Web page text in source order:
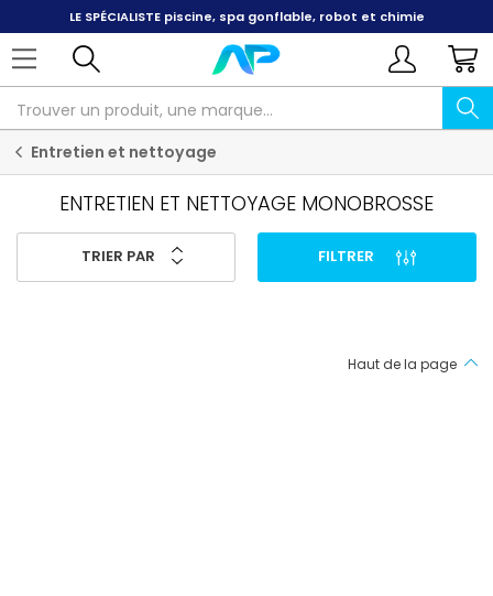
LE SPÉCIALISTEpiscine, spa gonflable, robot et chimie
Entretien et nettoyage
ENTRETIEN ET NETTOYAGE MONOBROSSE
TRIER PAR FILTRER
Haut de la page